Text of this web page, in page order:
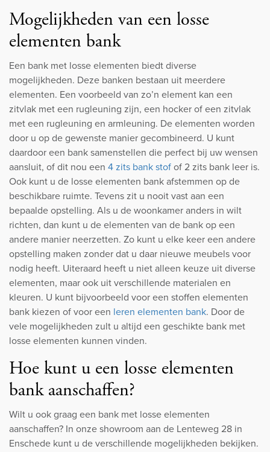
Mogelijkheden van een losse
elementen bank
Een bank met losse elementen biedt diverse
mogelijkheden. Deze banken bestaan uit meerdere
elementen. Een voorbeeld van zo’n element kan een
zitvlak met een rugleuning zijn, een hocker of een zitvlak
met een rugleuning en armleuning. De elementen worden
door u op de gewenste manier gecombineerd. U kunt
daardoor een bank samenstellen die perfect bij uw wensen
aansluit, of dit nou een 4 zits bank stofof 2 zits bank leer is.
Ook kunt u de losse elementen bank afstemmen op de
beschikbare ruimte. Tevens zit u nooit vast aan een
bepaalde opstelling. Als u de woonkamer anders in wilt
richten, dan kunt u de elementen van de bank op een
andere manier neerzetten. Zo kunt u elke keer een andere
opstelling maken zonder dat u daar nieuwe meubels voor
nodig heeft. Uiteraard heeft u niet alleen keuze uit diverse
elementen, maar ook uit verschillende materialen en
kleuren. U kunt bijvoorbeeld voor een stoffen elementen
bank kiezen of voor een leren elementen bank. Door de
vele mogelijkheden zult u altijd een geschikte bank met
losse elementen kunnen vinden.
Hoe kunt u een losse elementen
bank aanschaffen?
Wilt u ook graag een bank met losse elementen
aanschaffen? In onze showroom aan de Lenteweg 28 in
Enschede kunt u de verschillende mogelijkheden bekijken.